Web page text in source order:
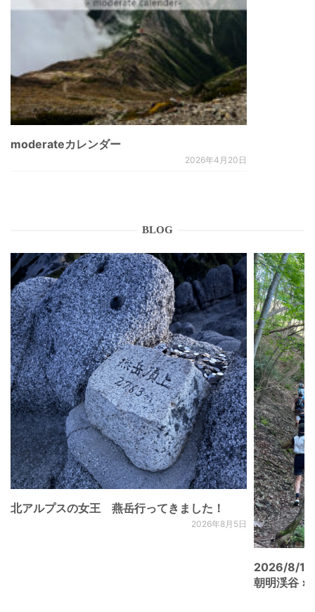
moderateカレンダー
2026年4月20日
BLOG
北アルプスの女王 燕岳行ってきました！
2026年8月5日
2026/8/
朝明渓谷 ×